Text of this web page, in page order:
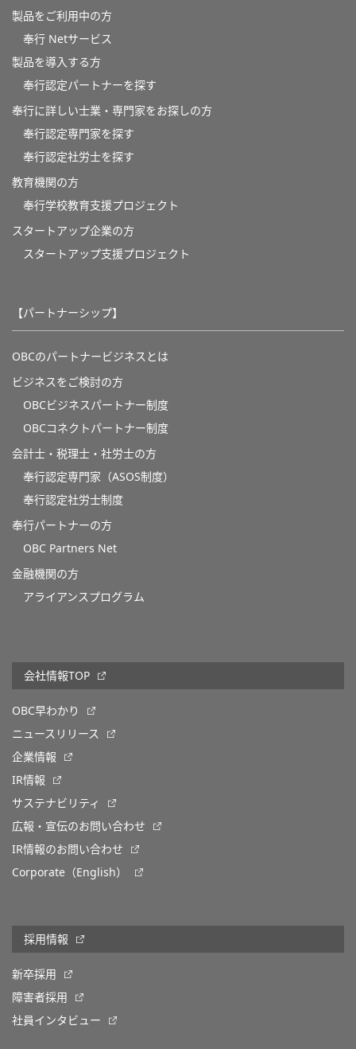
製品をご利用中の方
奉行 Netサービス
製品を導入する方
奉行認定パートナーを探す
奉行に詳しい士業・専門家をお探しの方
奉行認定専門家を探す
奉行認定社労士を探す
教育機関の方
奉⾏学校教育⽀援プロジェクト
スタートアップ企業の方
スタートアップ支援プロジェクト
【パートナーシップ】
OBCのパートナービジネスとは
ビジネスをご検討の方
OBCビジネスパートナー制度
OBCコネクトパートナー制度
会計士・税理士・社労士の方
奉行認定専門家（ASOS制度）
奉行認定社労士制度
奉行パートナーの方
OBC Partners Net
金融機関の方
アライアンスプログラム
会社情報TOP
OBC早わかり
ニュースリリース
企業情報
IR情報
サステナビリティ
広報・宣伝のお問い合わせ
IR情報のお問い合わせ
Corporate（English）
採用情報
新卒採用
障害者採用
社員インタビュー